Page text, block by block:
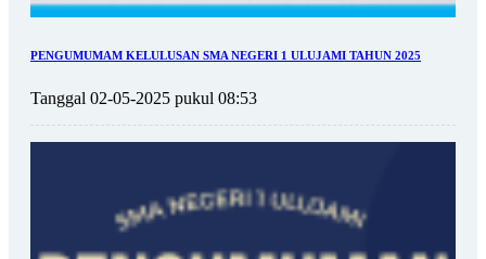
PENGUMUMAM KELULUSAN SMA NEGERI 1 ULUJAMI TAHUN 2025
Tanggal 02-05-2025 pukul 08:53